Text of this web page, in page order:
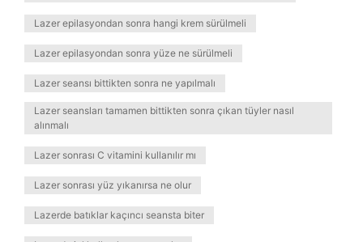
Lazer epilasyondan sonra hangi krem sürülmeli
Lazer epilasyondan sonra yüze ne sürülmeli
Lazer seansı bittikten sonra ne yapılmalı
Lazer seansları tamamen bittikten sonra çıkan tüyler nasıl
alınmalı
Lazer sonrası C vitamini kullanılır mı
Lazer sonrası yüz yıkanırsa ne olur
Lazerde batıklar kaçıncı seansta biter